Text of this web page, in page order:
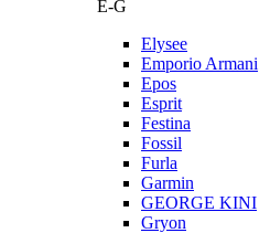
E-G
Elysee
Emporio Armani
Epos
Esprit
Festina
Fossil
Furla
Garmin
GEORGE KINI
Gryon